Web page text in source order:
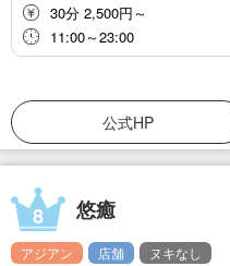
30分 2,500円～
11:00～23:00
公式HP
8 悠癒
アジアン 店舗 ヌキなし